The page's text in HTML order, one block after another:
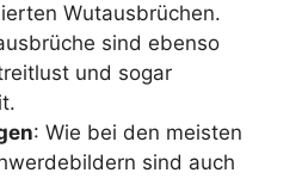
Wutausbrüchen.
sind ebenso
und sogar
: Wie bei den meisten
sind auch